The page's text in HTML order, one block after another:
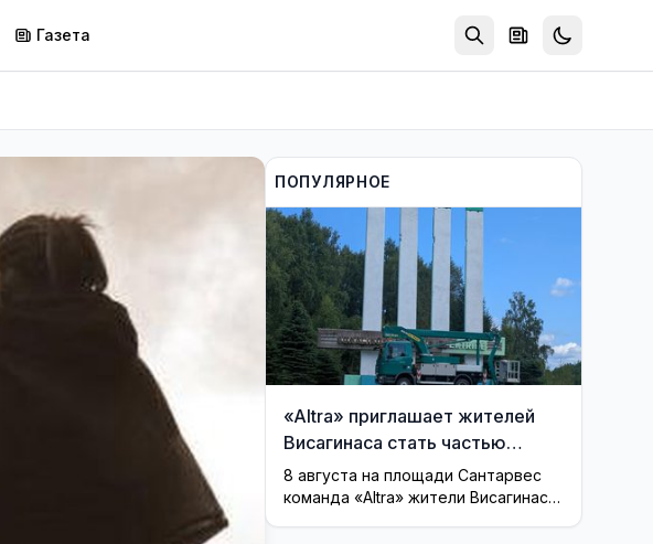
Газета
ПОПУЛЯРНОЕ
«Altra» приглашает жителей
Висагинаса стать частью
истории обновлённой стелы
8 августа на площади Сантарвес
команда «Altra» жители Висагинаса